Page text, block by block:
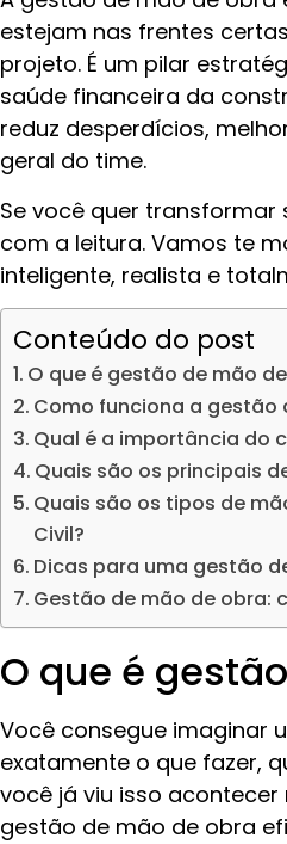
estejam nas frentes
projeto. É um pilar
saúde financeira da
reduz desperdícios,
geral do time.
Se você quer
com a leitura. Vamos te
inteligente, realista e
Conteúdo do post
O que é gestão de mão
Como funciona a gestão
Qual é a importância do
Quais são os principais
Quais são os tipos de
Civil?
Dicas para uma gestão
Gestão de mão de obra:
O que é
Você consegue imaginar
exatamente o que fazer,
você já viu isso
gestão de mão de obra